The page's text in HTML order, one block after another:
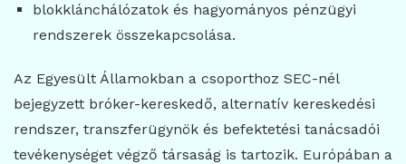
blokklánchálózatok és hagyományos pénzügyi
rendszerek összekapcsolása.
Az Egyesült Államokban a csoporthoz SEC-nél
bejegyzett bróker-kereskedő, alternatív kereskedési
rendszer, transzferügynök és befektetési tanácsadói
tevékenységet végző társaság is tartozik. Európában a